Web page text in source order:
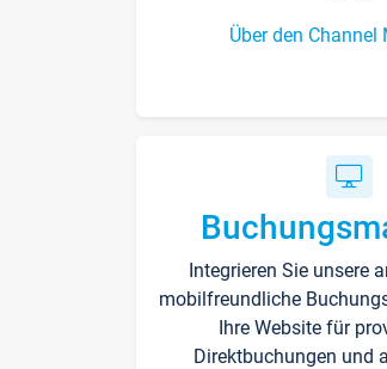
Über den Channel
Integrieren Sie unsere
mobilfreundliche
Ihre Website für
Direktbuchungen und